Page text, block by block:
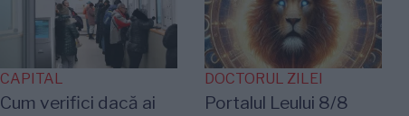
CAPITAL
Cum verifici dacă ai
DOCTORUL ZILEI
Portalul Leului 8/8